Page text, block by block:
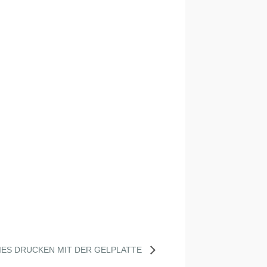
DRUCKEN MIT DER GELPLATTE